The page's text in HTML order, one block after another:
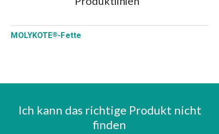
MOLYKOTE®-Fette
Ich kann das richtige Produkt nicht
finden